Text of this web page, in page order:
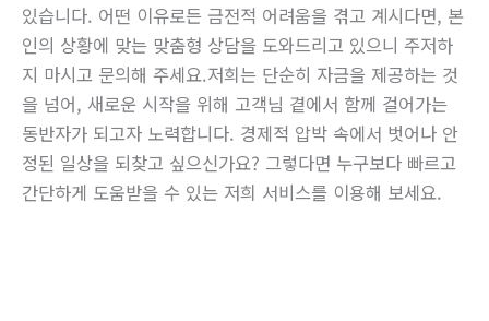
있습니다. 어떤 이유로든 금전적 어려움을 겪고 계시다면, 본
인의 상황에 맞는 맞춤형 상담을 도와드리고 있으니 주저하
지 마시고 문의해 주세요.저희는 단순히 자금을 제공하는 것
을 넘어, 새로운 시작을 위해 고객님 곁에서 함께 걸어가는
동반자가 되고자 노력합니다. 경제적 압박 속에서 벗어나 안
정된 일상을 되찾고 싶으신가요? 그렇다면 누구보다 빠르고
간단하게 도움받을 수 있는 저희 서비스를 이용해 보세요.